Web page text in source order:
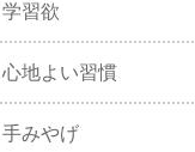
学習欲
心地よい習慣
手みやげ